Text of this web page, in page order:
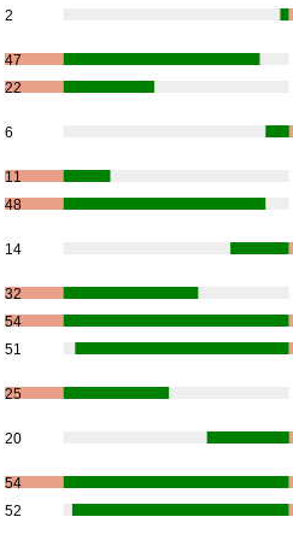
2
47
22
6
11
48
14
32
54
51
25
20
54
52